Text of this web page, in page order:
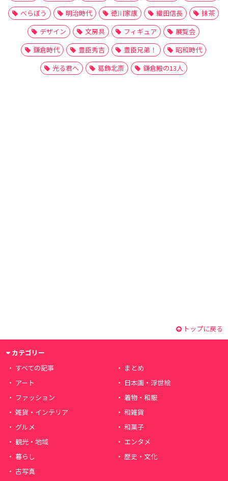
べらぼう
明治時代 徳川家康 織田信長
抹茶
デザイン
文房具 フィギュア
展覧会
鎌倉時代
豊臣秀吉 豊臣兄弟！
昭和時代
光る君へ
葛飾北斎 鎌倉殿の13人
トップに戻る
カテゴリー
すべての記事
まとめ
アート
日本画・浮世絵
ファッション
着物・和服
雑貨・インテリア
和雑貨
グルメ
和菓子
観光・地域
エンタメ
暮らし
歴史・文化
古写真